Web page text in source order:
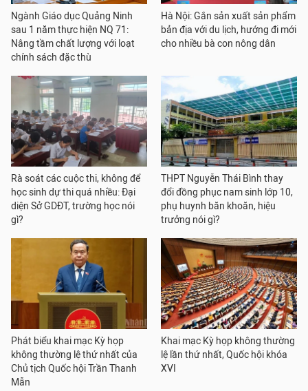
Ngành Giáo dục Quảng Ninh
sau 1 năm thực hiện NQ 71:
Nâng tầm chất lượng với loạt
chính sách đặc thù
Hà Nội: Gắn sản xuất sản phẩm
bản địa với du lịch, hướng đi mới
cho nhiều bà con nông dân
Rà soát các cuộc thi, không để
học sinh dự thi quá nhiều: Đại
diện Sở GDĐT, trường học nói
gì?
THPT Nguyễn Thái Bình thay
đổi đồng phục nam sinh lớp 10,
phụ huynh băn khoăn, hiệu
trưởng nói gì?
Phát biểu khai mạc Kỳ họp
không thường lệ thứ nhất của
Chủ tịch Quốc hội Trần Thanh
Mẫn
Khai mạc Kỳ họp không thường
lệ lần thứ nhất, Quốc hội khóa
XVI